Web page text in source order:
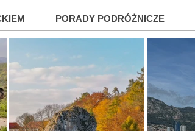
PORADY PODRÓŻNICZE